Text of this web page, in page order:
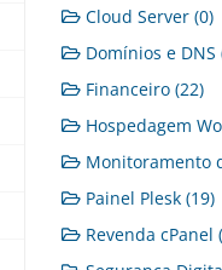
Cloud Server (0)
Domínios e DNS
Financeiro (22)
Hospedagem
Monitoramento
Painel Plesk (19)
Revenda cPanel